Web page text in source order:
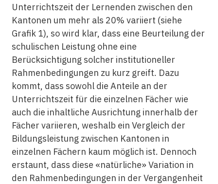
Unterrichtszeit der Lernenden zwischen den
Kantonen um mehr als 20% variiert (siehe
Grafik 1), so wird klar, dass eine Beurteilung der
schulischen Leistung ohne eine
Berücksichtigung solcher institutioneller
Rahmenbedingungen zu kurz greift. Dazu
kommt, dass sowohl die Anteile an der
Unterrichtszeit für die einzelnen Fächer wie
auch die inhaltliche Ausrichtung innerhalb der
Fächer variieren, weshalb ein Vergleich der
Bildungsleistung zwischen Kantonen in
einzelnen Fächern kaum möglich ist. Dennoch
erstaunt, dass diese «natürliche» Variation in
den Rahmenbedingungen in der Vergangenheit